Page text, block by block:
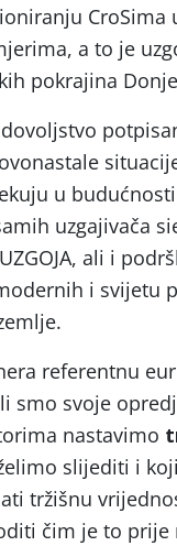
CroSima
a to je
pokrajina
u
uzgajivača
ali i
i svijetu
referentnu
smo svoje
nastavimo
slijediti i
tržišnu
čim je to prije